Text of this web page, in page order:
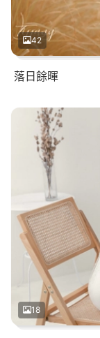
42
落日餘暉
18